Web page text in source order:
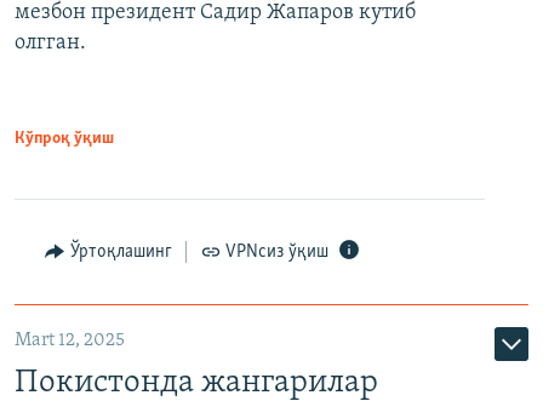
мезбон президент Садир Жапаров кутиб
олгган.
Кўпроқ ўқиш
Ўртоқлашинг VPNсиз ўқиш
Mart 12, 2025
Покистонда жангарилар